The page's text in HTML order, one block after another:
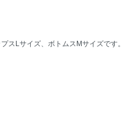
スLサイズ、ボトムスMサイズです。